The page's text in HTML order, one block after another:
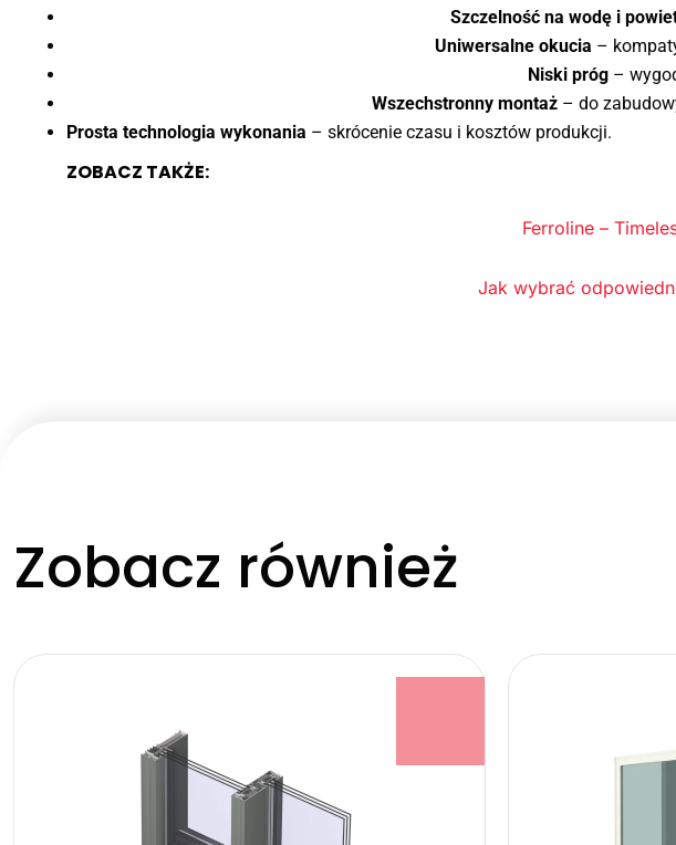
Szczelność na wodę i
Uniwersalne okucia –
Niski próg –
Wszechstronny montaż– do
Prosta technologia wykonania – skrócenie czasu i kosztów produkcji.
ZOBACZ TAKŻE:
Ferroline –
Jak wybrać
Zobacz również